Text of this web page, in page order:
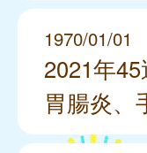
1970/01/01
2021年
胃腸炎、